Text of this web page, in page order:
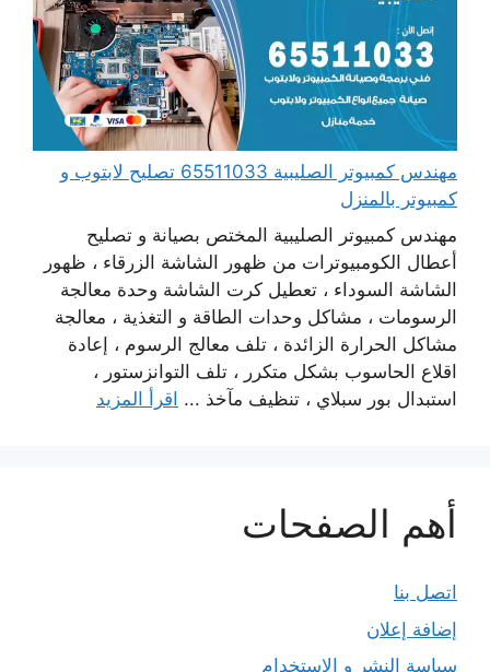
مهندس كمبيوتر الصليبية 65511033 تصليح لابتوب و
كمبيوتر بالمنزل
مهندس كمبيوتر الصليبية المختص بصيانة و تصليح
أعطال الكومبيوترات من ظهور الشاشة الزرقاء ، ظهور
الشاشة السوداء ، تعطيل كرت الشاشة وحدة معالجة
الرسومات ، مشاكل وحدات الطاقة و التغذية ، معالجة
مشاكل الحرارة الزائدة ، تلف معالج الرسوم ، إعادة
اقلاع الحاسوب بشكل متكرر ، تلف التوانزستور ،
استبدال بور سبلاي ، تنظيف مآخذ ... اقرأ المزيد
أهم الصفحات
اتصل بنا
إضافة إعلان
سياسة النشر و الاستخدام